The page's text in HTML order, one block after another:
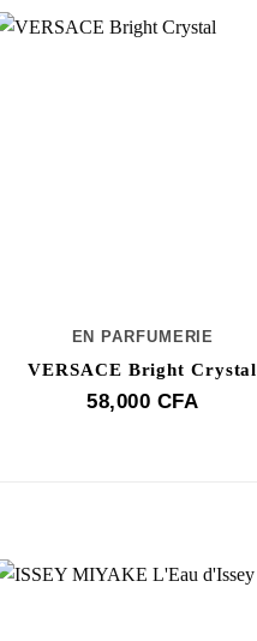
EN PARFUMERIE
VERSACE Bright Crystal
58,000 CFA